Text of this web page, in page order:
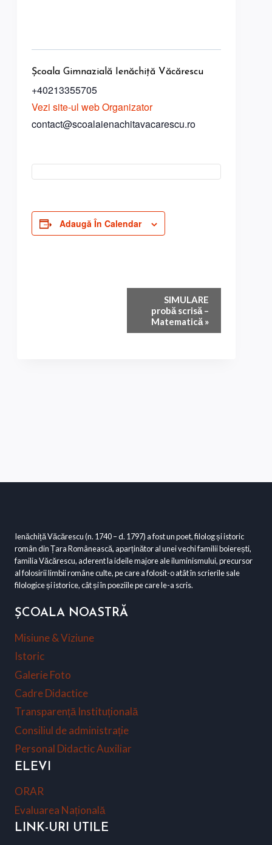
Școala Gimnazială Ienăchiță Văcărescu
+40213355705
Vezi site-ul web Organizator
contact@scoalaienachitavacarescu.ro
Adaugă În Calendar
SIMULARE
probă scrisă –
Matematică »
Ienăchiță Văcărescu (n. 1740 – d. 1797) a fost un poet, filolog și istoric
român din Țara Românească, aparținător al unei vechi familii boierești,
familia Văcărescu, aderent la ideile majore ale iluminismului, precursor
al folosirii limbii române culte, pe care a folosit-o atât în scrierile sale
filologice și istorice, cât și în poeziile pe care le-a scris.
ȘCOALA NOASTRĂ
Misiune & Viziune
Istoric
Galerie Foto
Cadre Didactice
Transparență Instituțională
Consiliul de administrație
Personal Didactic Auxiliar
ELEVI
ORAR
Evaluarea Națională
LINK-URI UTILE